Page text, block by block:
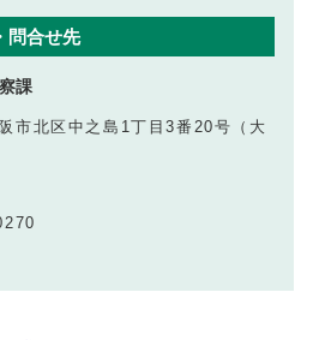
問合せ先
課
北区中之島1丁目3番20号（大